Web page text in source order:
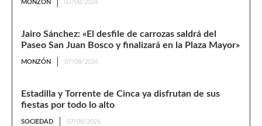
MONZÓN 07/08/2026
Jairo Sánchez: «El desfile de carrozas saldrá del
Paseo San Juan Bosco y finalizará en la Plaza Mayor»
MONZÓN 07/08/2026
Estadilla y Torrente de Cinca ya disfrutan de sus
fiestas por todo lo alto
SOCIEDAD 07/08/2026